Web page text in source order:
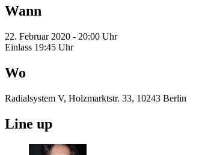
Wann
22. Februar 2020 - 20:00 Uhr
Einlass 19:45 Uhr
Wo
Radialsystem V, Holzmarktstr. 33, 10243 Berlin
Line up